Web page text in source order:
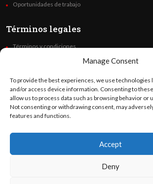
Manage Consent
To provide the best experiences, we use
and/or access device information. Consenting to
allow us to process data such as browsing behavior or
Not consenting or withdrawing consent, may
features and functions.
Accept
Deny
Oportunidades de trabajo
Términos legales
Términos y condiciones
Code of Ethics
Síguenos
©OratoWorld Media 2026. Todos los